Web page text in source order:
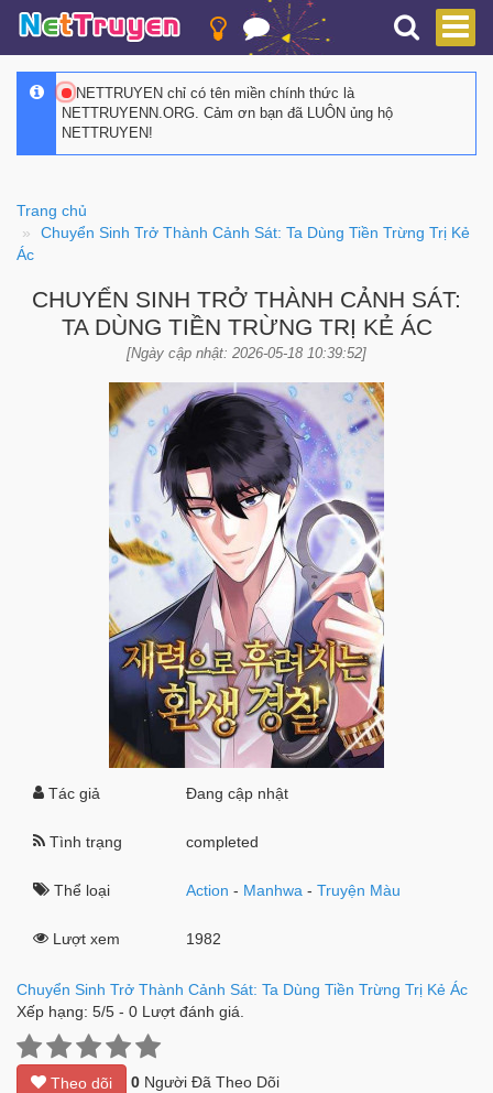
NETTRUYEN chỉ có tên miền chính thức là
NETTRUYENN.ORG. Cảm ơn bạn đã LUÔN ủng hộ
NETTRUYEN!
Trang chủ
Chuyển Sinh Trở Thành Cảnh Sát: Ta Dùng Tiền Trừng Trị Kẻ
Ác
CHUYỂN SINH TRỞ THÀNH CẢNH SÁT:
TA DÙNG TIỀN TRỪNG TRỊ KẺ ÁC
[Ngày cập nhật: 2026-05-18 10:39:52]
Tác giả Đang cập nhật
Tình trạng completed
Thể loại Action - Manhwa -Truyện Màu
Lượt xem 1982
Chuyển Sinh Trở Thành Cảnh Sát: Ta Dùng Tiền Trừng Trị Kẻ Ác
Xếp hạng: 5/5 - 0 Lượt đánh giá.
Theo dõi 0 Người Đã Theo Dõi